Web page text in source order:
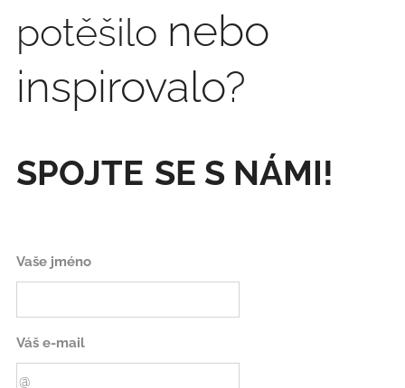
potěšilo nebo
inspirovalo?
SPOJTE SE S NÁMI!
Vaše jméno
Váš e-mail